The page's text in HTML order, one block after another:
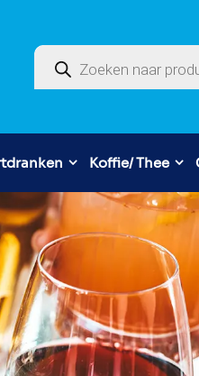
Producten zoeken
Koffie/ Thee